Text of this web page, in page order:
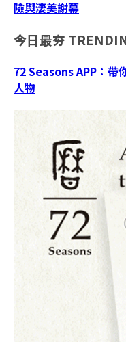
險與淒美謝幕
今日最夯
72 Seasons APP：帶
人物